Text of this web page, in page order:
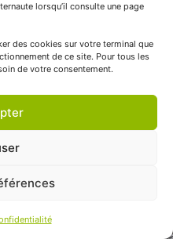
lorsqu’il consulte une page
des cookies sur votre terminal que
de ce site. Pour tous les
de votre consentement.